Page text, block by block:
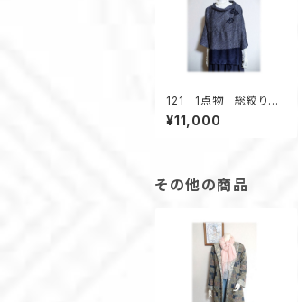
121 1点物 総絞り羽
織リメイク プルオーバ
ーブラウス ３シーズ
¥11,000
その他の商品